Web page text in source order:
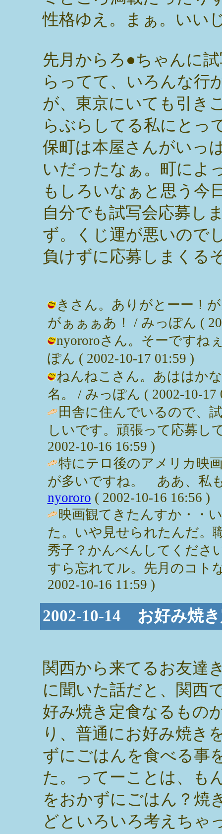
性格ゆえ。まぁ。いい
先月からろ●ちゃんに
らってて、いろんな行
が、東京にいても引き
らぶらしてる私にとっ
保町は本屋さんがいっ
いだったなぁ。町によ
もしろいなぁと思う今
自分でも試写会応募し
ず。くじ運が悪いので
負けずに応募しまくる
きさん。ありがとーー！
がぁぁぁあ！ / みっぽん (
nyororoさん。そーですね
ぽん ( 2002-10-17 01:59 )
ねんねこさん。あははか
名。 / みっぽん ( 2002-10-17
田舎に住んでいるので、
しいです。頑張って応募
2002-10-16 16:59 )
特にテロ後のアメリカ映
が多いですね。 ああ、私
nyororo ( 2002-10-16 16:56 )
映画観てきたんすか・・
た。いや見せられたんだ。
秀子？かんべんしてくださ
すら忘れてル。先月のコト
2002-10-16 11:59 )
2002-10-14 お好み焼
関西から来てるお友達
に聞いた話だと、関西
好み焼き定食なるもの
り、普通にお好み焼き
ずにごはんを食べる事
た。ってーことは、も
をおかずにごはん？焼
どといろいろ考えちゃ